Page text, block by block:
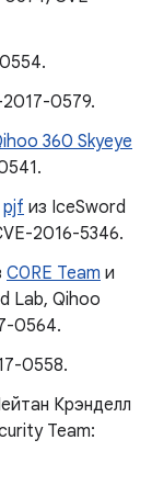
0579.
360 Skyeye
pjf из IceSword
2016-5346.
C0RE Team и
Lab, Qihoo
0564.
0558.
Крэнделл
Team: